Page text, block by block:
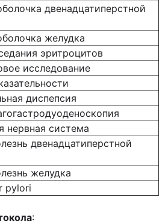
двенадцатиперстной
желудка
эритроцитов
исследование
диспепсия
нервная система
двенадцатиперстной
желудка
pylori
: